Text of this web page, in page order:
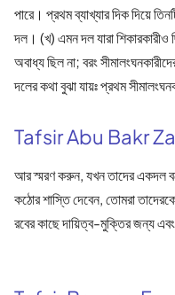
পারে। প্রথম ব্যাখ্যার দিক দিয়ে
দল। (খ) এমন দল যারা শিকারকারীও
অবাধ্য ছিল না; বরং
দলের কথা বুঝা যায়ঃ প্রথম
Tafsir Abu Bakr
আর স্মরণ করুন, যখন তাদের একদল
কঠোর শাস্তি দেবেন, তোমরা
রবের কাছে দায়িত্ব-মুক্তির জন্য